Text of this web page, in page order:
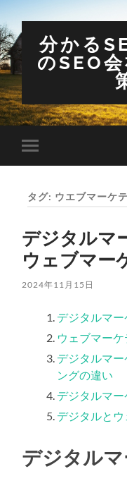
分かる
のSEO
モ
バ
ル
メ
ー
を
切
り
替
え
タグ: ウエブマーケ
デジタルマ
ウェブマー
2024年11月15日
デジタルマ
ウェブマー
デジタルマ
ングの違い
デジタルマ
デジタルと
デジタル